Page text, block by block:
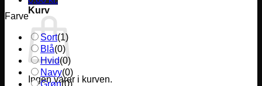
Kurv
Ingen varer i kurven.
Farve
Sort(1)
Blå(0)
Hvid(0)
Navy(0)
Grøn(0)